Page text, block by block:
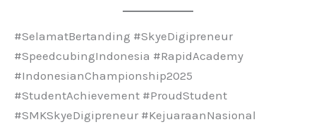
#SelamatBertanding #SkyeDigipreneur
#SpeedcubingIndonesia #RapidAcademy
#IndonesianChampionship2025
#StudentAchievement #ProudStudent
#SMKSkyeDigipreneur #KejuaraanNasional